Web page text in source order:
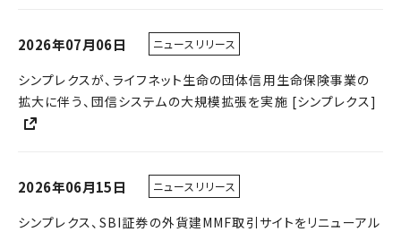
2026年07月06日 ニュースリリース
シンプレクスが、ライフネット生命の団体信用生命保険事業の
拡大に伴う、団信システムの大規模拡張を実施 [シンプレクス]
2026年06月15日 ニュースリリース
シンプレクス、SBI証券の外貨建MMF取引サイトをリニューアル